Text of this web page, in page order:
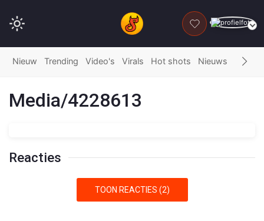
DONEER
Nieuw Trending Video's Virals Hot shots Nieuws Fails
Media/4228613
Reacties
TOON REACTIES (2)